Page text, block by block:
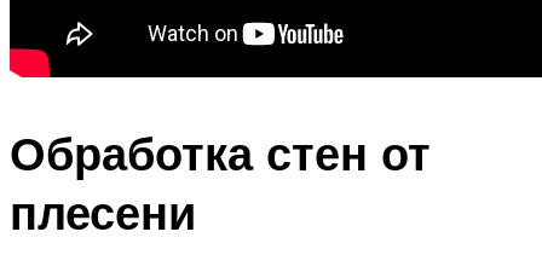
Обработка стен от
плесени